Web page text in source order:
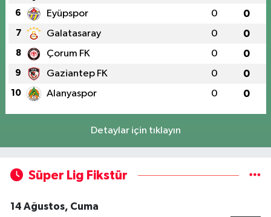
6 Eyüpspor 0 0
7 Galatasaray 0 0
8 Çorum FK 0 0
9 Gaziantep FK 0 0
10 Alanyaspor 0 0
Detaylar için tıklayın
Süper Lig Fikstür
14 Ağustos, Cuma